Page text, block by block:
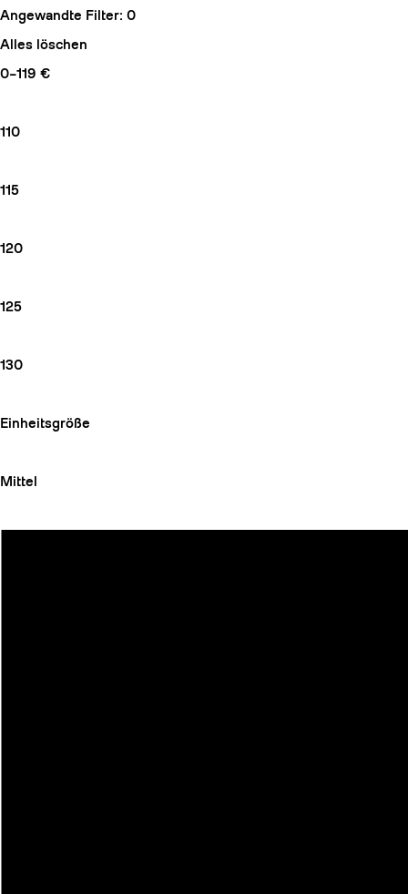
Angewandte Filter: 0
Alles löschen
0–119 €
110
115
120
125
130
Einheitsgröße
Mittel